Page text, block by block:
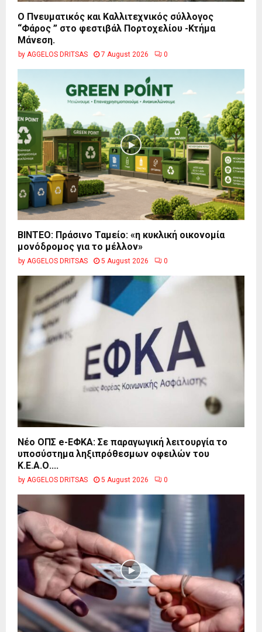
Ο Πνευματικός και Καλλιτεχνικός σύλλογος
“Φάρος ” στο φεστιβάλ Πορτοχελίου -Κτήμα
Μάνεση.
by AGGELOS DRITSAS 7 August 2026 0
BINTEO: Πράσινο Ταμείο: «η κυκλική οικονομία
μονόδρομος για το μέλλον»
by AGGELOS DRITSAS 5 August 2026 0
Νέο ΟΠΣ e-ΕΦΚΑ: Σε παραγωγική λειτουργία το
υποσύστημα ληξιπρόθεσμων οφειλών του
Κ.Ε.Α.Ο....
by AGGELOS DRITSAS 5 August 2026 0